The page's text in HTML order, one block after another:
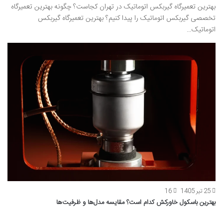
بهترین تعمیرگاه گیربکس اتوماتیک در تهران کجاست؟ چگونه بهترین تعمیرگاه
تخصصی گیربکس اتوماتیک را پیدا کنیم؟ بهترین تعمیرگاه گیربکس
اتوماتیک…
25 تیر 1405 16
بهترین باسکول خاورکش کدام است؟ مقایسه مدل‌ها و ظرفیت‌ها